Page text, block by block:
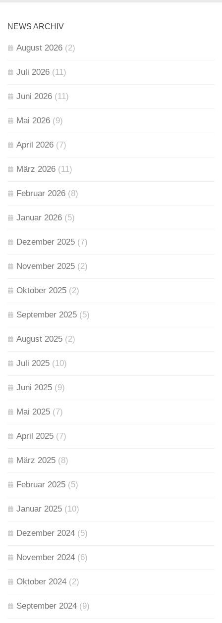
NEWS ARCHIV
August 2026 (2)
Juli 2026 (11)
Juni 2026 (11)
Mai 2026 (9)
April 2026 (7)
März 2026 (11)
Februar 2026 (8)
Januar 2026 (5)
Dezember 2025 (7)
November 2025 (2)
Oktober 2025 (2)
September 2025 (5)
August 2025 (2)
Juli 2025 (10)
Juni 2025 (9)
Mai 2025 (7)
April 2025 (7)
März 2025 (8)
Februar 2025 (5)
Januar 2025 (10)
Dezember 2024 (5)
November 2024 (6)
Oktober 2024 (2)
September 2024 (9)